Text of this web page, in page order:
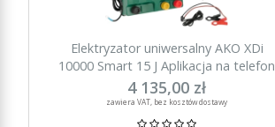
Elektryzator uniwersalny AKO XDi
10000 Smart 15 J Aplikacja na telefon
4 135,00 zł
zawiera VAT, bez kosztów dostawy